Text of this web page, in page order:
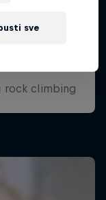
rock climbing
sve